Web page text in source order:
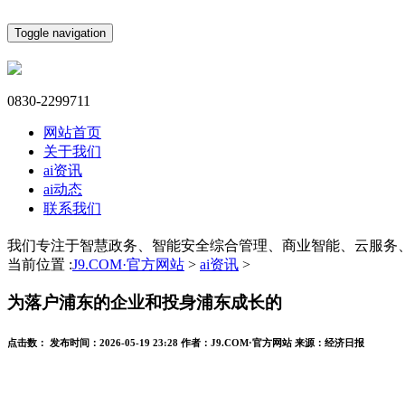
Toggle navigation
0830-2299711
网站首页
关于我们
ai资讯
ai动态
联系我们
我们专注于智慧政务、智能安全综合管理、商业智能、云服务
当前位置 :J9.COM·官方网站 > ai资讯 >
为落户浦东的企业和投身浦东成长的
点击数： 发布时间： 2026-05-19 23:28 作者： J9.COM·官方网站 来源： 经济日报